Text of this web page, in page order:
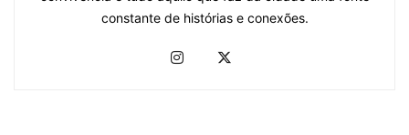
constante de histórias e conexões.